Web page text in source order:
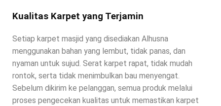
Kualitas Karpet yang Terjamin
Setiap karpet masjid yang disediakan Alhusna
menggunakan bahan yang lembut, tidak panas, dan
nyaman untuk sujud. Serat karpet rapat, tidak mudah
rontok, serta tidak menimbulkan bau menyengat.
Sebelum dikirim ke pelanggan, semua produk melalui
proses pengecekan kualitas untuk memastikan karpet